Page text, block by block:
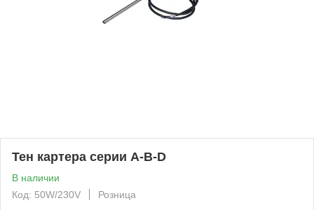
Тен картера серии A-B-D
В наличии
Код: 50W/230V
Розница